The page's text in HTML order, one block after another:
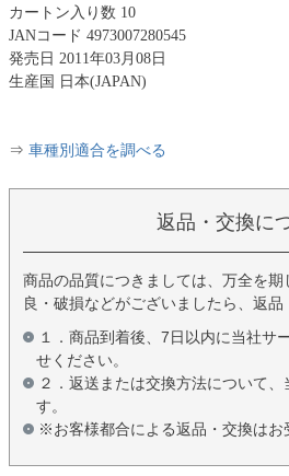
カートン入り数 10
JANコード 4973007280545
発売日 2011年03月08日
生産国 日本(JAPAN)
⇒ 車種別適合を調べる
返品・交換に
商品の品質につきましては、万全を
良・破損などがございましたら、返品
１．商品到着後、7日以内に当社サ
せください。
２．返送または交換方法について
す。
※お客様都合による返品・交換はお